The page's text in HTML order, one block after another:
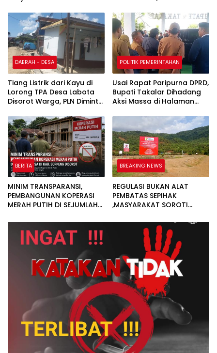
Berproses
DAERAH - DESA
Tiang Listrik dari Kayu di
Lorong TPA Desa Labota
Disorot Warga, PLN Diminta
POLITIK PEMERINTAHAN
Usai Rapat Paripurna DPRD,
Bupati Takalar Dihadang
Aksi Massa di Halaman
BERITA
MINIM TRANSPARANSI,
PEMBANGUNAN KOPERASI
MERAH PUTIH DI SEJUMLAH
DISOROT
BREAKING NEWS
REGULASI BUKAN ALAT
PEMBATAS SEPIHAK
,MASYARAKAT SOROTI
CNI